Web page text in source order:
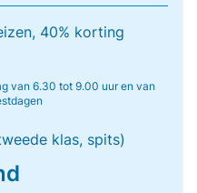
40% korting
van 6.30 tot 9.00 uur en van
klas, spits)